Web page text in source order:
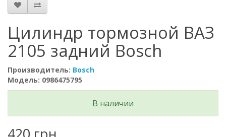
Цилиндр тормозной ВАЗ
2105 задний Bosch
Производитель: Bosch
Модель: 0986475795
В наличии